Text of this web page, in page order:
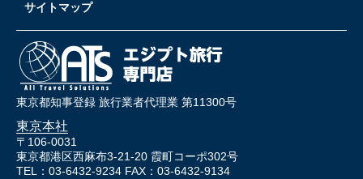
サイトマップ
東京都知事登録 旅行業者代理業 第11300号
東京本社
〒106-0031
東京都港区西麻布3-21-20 霞町コーポ302号
TEL：03-6432-9234 FAX：03-6432-9134